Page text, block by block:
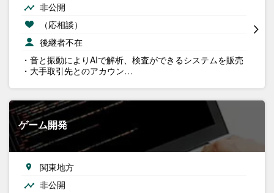
非公開
（応相談）
後継者不在
・音と振動によりAIで解析、検査ができるシステムを販売
・大手取引先とのアカウン…
ゲーム開発
関東地方
非公開